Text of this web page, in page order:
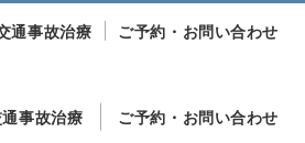
事故治療 ご予約・お問い合わせ
通事故治療 ご予約・お問い合わせ